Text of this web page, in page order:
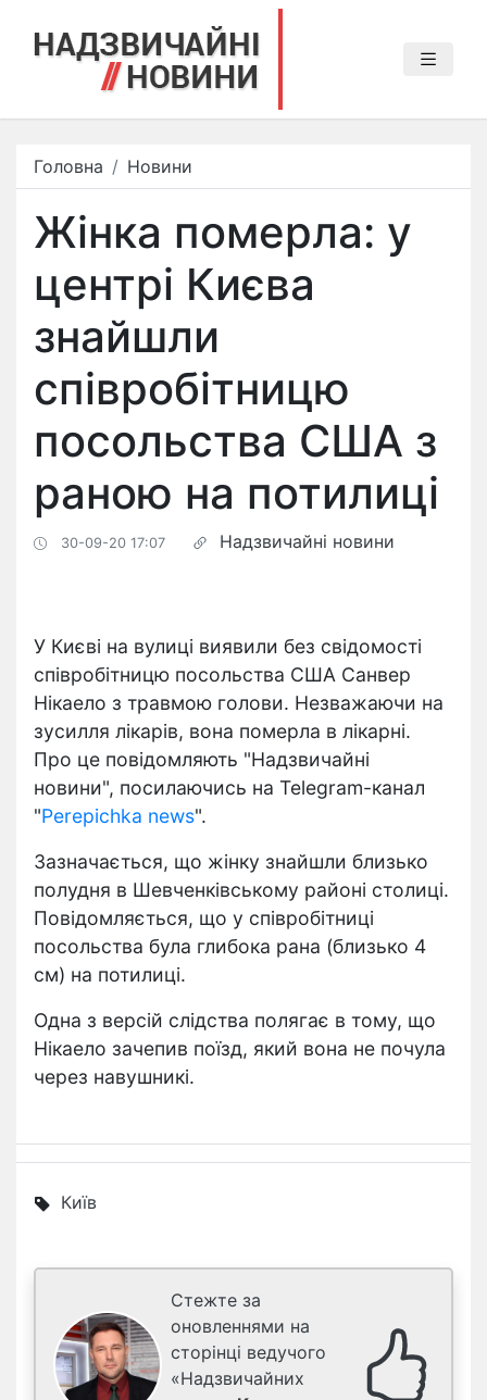
Головна Новини
Жінка померла: у
центрі Києва
знайшли
співробітницю
посольства США з
раною на потилиці
30-09-20 17:07 Надзвичайні новини
У Києві на вулиці виявили без свідомості
співробітницю посольства США Санвер
Нікаело з травмою голови. Незважаючи на
зусилля лікарів, вона померла в лікарні.
Про це повідомляють "Надзвичайні
новини", посилаючись на Telegram-канал
"Perepichka news".
Зазначається, що жінку знайшли близько
полудня в Шевченківському районі столиці.
Повідомляється, що у співробітниці
посольства була глибока рана (близько 4
см) на потилиці.
Одна з версій слідства полягає в тому, що
Нікаело зачепив поїзд, який вона не почула
через навушникі.
Київ
Стежте за
оновленнями на
сторінці ведучого
«Надзвичайних